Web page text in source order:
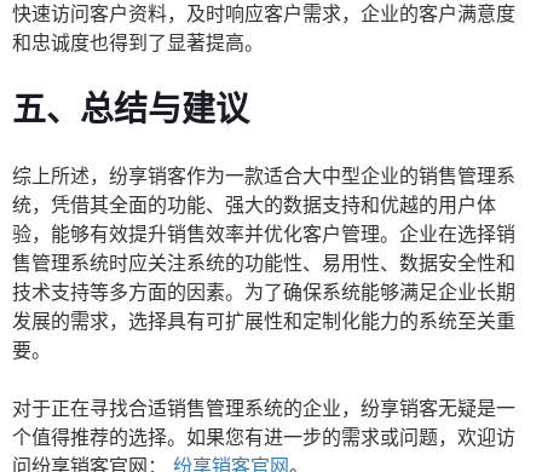
快速访问客户资料，及时响应客户需求，企业的客户满意度
和忠诚度也得到了显著提高。
五、总结与建议
综上所述，纷享销客作为一款适合大中型企业的销售管理系
统，凭借其全面的功能、强大的数据支持和优越的用户体
验，能够有效提升销售效率并优化客户管理。企业在选择销
售管理系统时应关注系统的功能性、易用性、数据安全性和
技术支持等多方面的因素。为了确保系统能够满足企业长期
发展的需求，选择具有可扩展性和定制化能力的系统至关重
要。
对于正在寻找合适销售管理系统的企业，纷享销客无疑是一
个值得推荐的选择。如果您有进一步的需求或问题，欢迎访
问纷享销客官网： 纷享销客官网。